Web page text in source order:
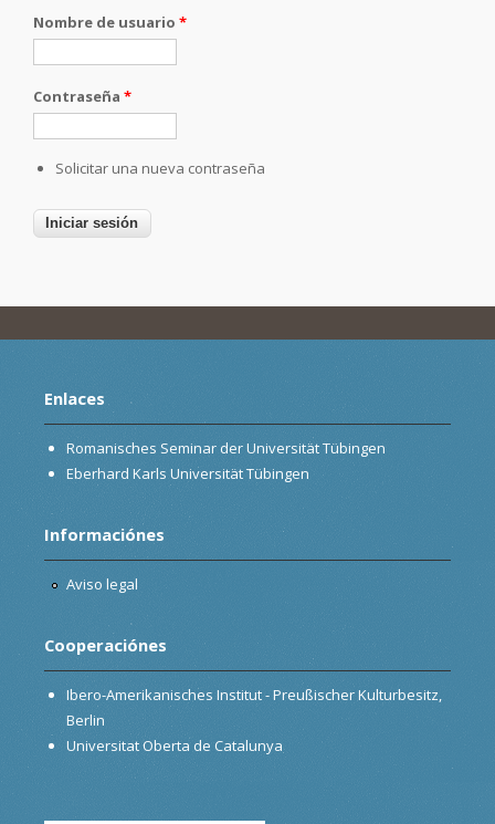
Nombre de usuario *
Contraseña *
Solicitar una nueva contraseña
Enlaces
Romanisches Seminar der Universität Tübingen
Eberhard Karls Universität Tübingen
Informaciónes
Aviso legal
Cooperaciónes
Ibero-Amerikanisches Institut - Preußischer Kulturbesitz,
Berlin
Universitat Oberta de Catalunya